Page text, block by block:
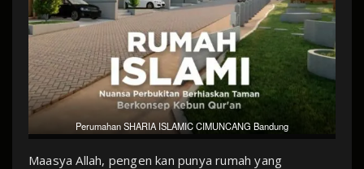
Perumahan SHARIA ISLAMIC CIMUNCANG Bandung
Maasya Allah, pengen kan punya rumah yang